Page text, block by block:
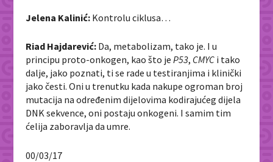
Jelena Kalinić: Kontrolu ciklusa…
Riad Hajdarević: Da, metabolizam, tako je. I u
principu proto-onkogen, kao što jeP53, CMYC i tako
dalje, jako poznati, ti se rade u testiranjima i klinički
jako česti. Oni u trenutku kada nakupe ogroman broj
mutacija na određenim dijelovima kodirajućeg dijela
DNK sekvence, oni postaju onkogeni. I samim tim
ćelija zaboravlja da umre.
00/03/17